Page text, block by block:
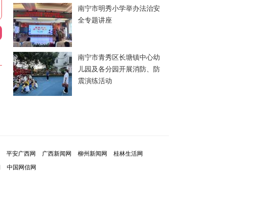
南宁市明秀小学举办法治安
全专题讲座
南宁市青秀区长塘镇中心幼
儿园及各分园开展消防、防
震演练活动
平安广西网 广西新闻网 柳州新闻网
桂林生活网
中国网信网